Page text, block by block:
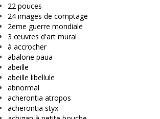
22 pouces
24 images de comptage
2eme guerre mondiale
3 œuvres d'art mural
à accrocher
abalone paua
abeille
abeille libellule
abnormal
acherontia atropos
acherontia styx